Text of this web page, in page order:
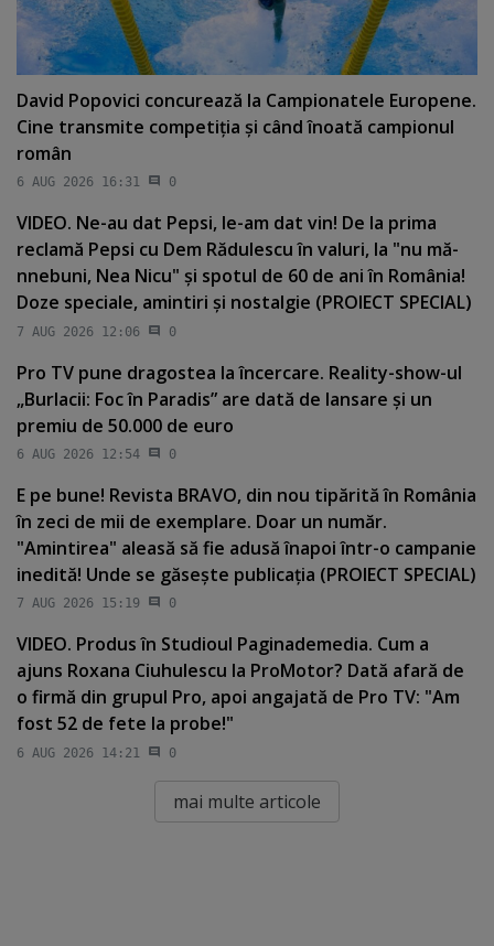
David Popovici concurează la Campionatele Europene.
Cine transmite competiţia şi când înoată campionul
român
6 AUG 2026 16:31 0
VIDEO. Ne-au dat Pepsi, le-am dat vin! De la prima
reclamă Pepsi cu Dem Rădulescu în valuri, la "nu mă-
nnebuni, Nea Nicu" şi spotul de 60 de ani în România!
Doze speciale, amintiri şi nostalgie (PROIECT SPECIAL)
7 AUG 2026 12:06 0
Pro TV pune dragostea la încercare. Reality-show-ul
„Burlacii: Foc în Paradis” are dată de lansare şi un
premiu de 50.000 de euro
6 AUG 2026 12:54 0
E pe bune! Revista BRAVO, din nou tipărită în România
în zeci de mii de exemplare. Doar un număr.
"Amintirea" aleasă să fie adusă înapoi într-o campanie
inedită! Unde se găseşte publicaţia (PROIECT SPECIAL)
7 AUG 2026 15:19 0
VIDEO. Produs în Studioul Paginademedia. Cum a
ajuns Roxana Ciuhulescu la ProMotor? Dată afară de
o firmă din grupul Pro, apoi angajată de Pro TV: "Am
fost 52 de fete la probe!"
6 AUG 2026 14:21 0
mai multe articole